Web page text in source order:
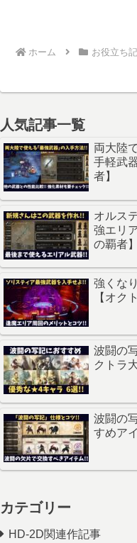
ホーム お役立ち
人気記事一覧
両大陸
手軽武
者】
オルス
強エリ
の覇者】
強くな
【オク
波闘の
クトラ
波闘の
すめア
カテゴリー
HD-2D関連作記事